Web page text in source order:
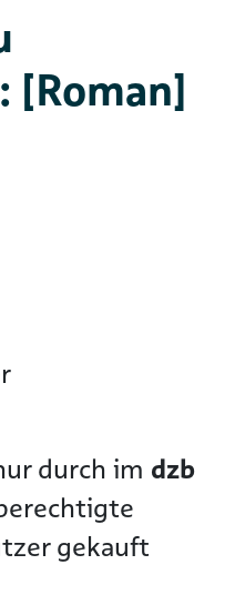
[Roman]
durch im dzb
gekauft